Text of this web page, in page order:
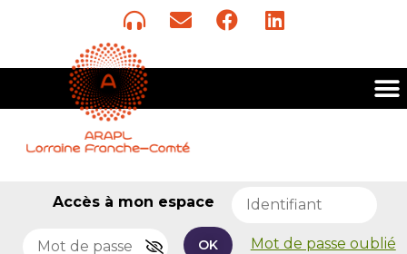
Accès à mon espace
OK Mot de passe oublié